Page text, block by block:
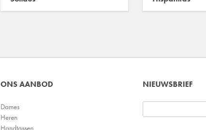
ONS AANBOD
Dames
Heren
Handtassen
NIEUWSBRIEF